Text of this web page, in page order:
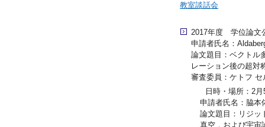
教室談話会
2017年度 学位論文
申請者氏名：
論文題目：ベクトル
レーション後の超対
審査委員：ケトフ
日時・場所：2
申請者氏名：脇本
論文題目：リジッ
真空，および宇宙